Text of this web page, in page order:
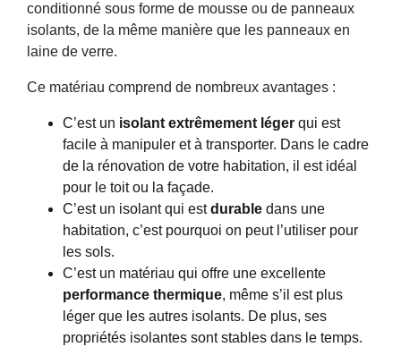
conditionné sous forme de mousse ou de panneaux
isolants, de la même manière que les panneaux en
laine de verre.
Ce matériau comprend de nombreux avantages :
C’est un isolant extrêmement légerqui est
facile à manipuler et à transporter. Dans le cadre
de la rénovation de votre habitation, il est idéal
pour le toit ou la façade.
C’est un isolant qui estdurabledans une
habitation, c’est pourquoi on peut l’utiliser pour
les sols.
C’est un matériau qui offre une excellente
performance thermique, même s’il est plus
léger que les autres isolants. De plus, ses
propriétés isolantes sont stables dans le temps.